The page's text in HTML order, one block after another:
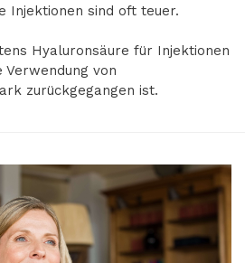
Injektionen sind oft teuer.
Hyaluronsäure für Injektionen
von
zurückgegangen ist.